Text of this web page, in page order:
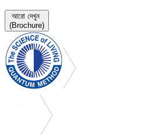
আরো দেখুন
(Brochure)